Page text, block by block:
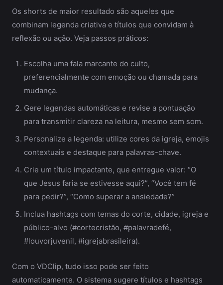
Os shorts de maior resultado são aqueles que
combinam legenda criativa e títulos que convidam à
reflexão ou ação. Veja passos práticos:
Escolha uma fala marcante do culto,
preferencialmente com emoção ou chamada para
mudança.
Gere legendas automáticas e revise a pontuação
para transmitir clareza na leitura, mesmo sem som.
Personalize a legenda: utilize cores da igreja, emojis
contextuais e destaque para palavras-chave.
Crie um título impactante, que entregue valor: “O
que Jesus faria se estivesse aqui?”, “Você tem fé
para pedir?”, “Como superar a ansiedade?”
Inclua hashtags com temas do corte, cidade, igreja e
público-alvo (#cortecristão, #palavradefé,
#louvorjuvenil, #igrejabrasileira).
Com o VDClip, tudo isso pode ser feito
automaticamente. O sistema sugere títulos e hashtags